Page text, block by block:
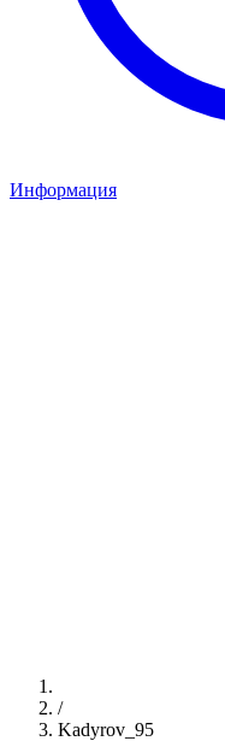
Информация
/
Kadyrov_95